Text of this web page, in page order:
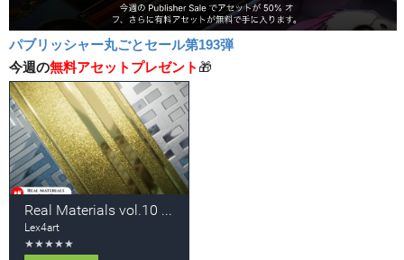
パブリッシャー丸ごとセール第193弾
今週の無料アセットプレゼント 🎁